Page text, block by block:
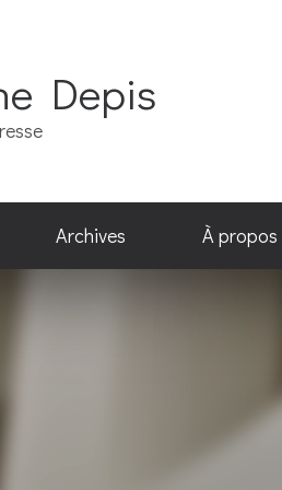
Depis
Archives À propos